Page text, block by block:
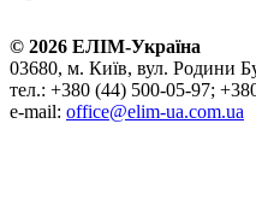
© 2026 ЕЛІМ-Україна
03680, м. Київ, вул. Родини
тел.: +380 (44) 500-05-97;
e-mail: office@elim-ua.com.ua